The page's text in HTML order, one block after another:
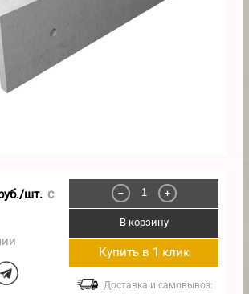
шт. с
− +
В корзину
Купить в 1 клик
Доставка и самовывоз: